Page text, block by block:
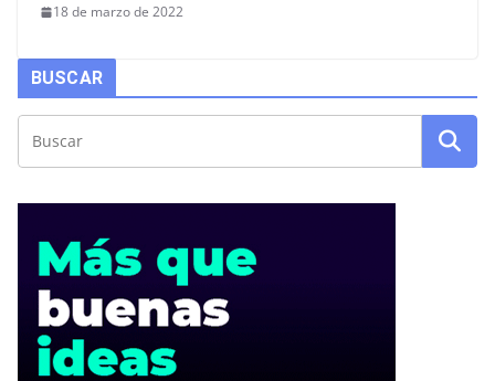
18 de marzo de 2022
BUSCAR